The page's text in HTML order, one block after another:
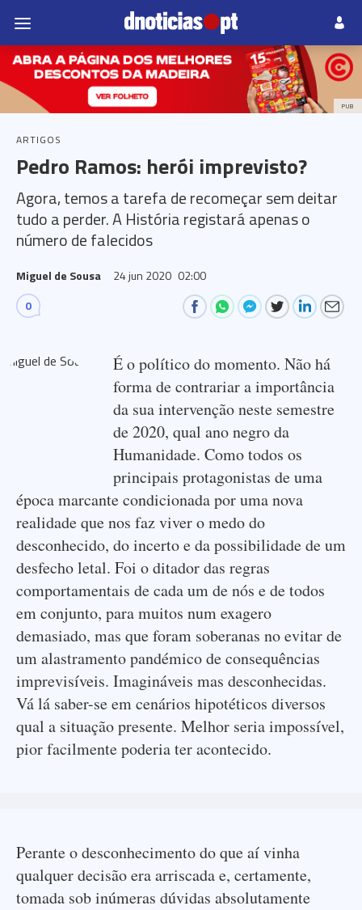
PUB
ARTIGOS
Pedro Ramos: herói imprevisto?
Agora, temos a tarefa de recomeçar sem deitar
tudo a perder. A História registará apenas o
número de falecidos
Miguel de Sousa 24 jun 2020 02:00
0
É o político do momento. Não há
forma de contrariar a importância
da sua intervenção neste semestre
de 2020, qual ano negro da
Humanidade. Como todos os
principais protagonistas de uma
época marcante condicionada por uma nova
realidade que nos faz viver o medo do
desconhecido, do incerto e da possibilidade de um
desfecho letal. Foi o ditador das regras
comportamentais de cada um de nós e de todos
em conjunto, para muitos num exagero
demasiado, mas que foram soberanas no evitar de
um alastramento pandémico de consequências
imprevisíveis. Imagináveis mas desconhecidas.
Vá lá saber-se em cenários hipotéticos diversos
qual a situação presente. Melhor seria impossível,
pior facilmente poderia ter acontecido.
Perante o desconhecimento do que aí vinha
qualquer decisão era arriscada e, certamente,
tomada sob inúmeras dúvidas absolutamente